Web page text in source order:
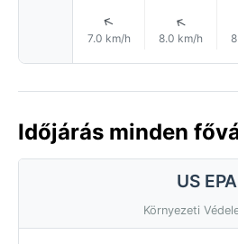
↑
7.0 km/h
↑
8.0 km/h
Időjárás minden
US
Környezeti